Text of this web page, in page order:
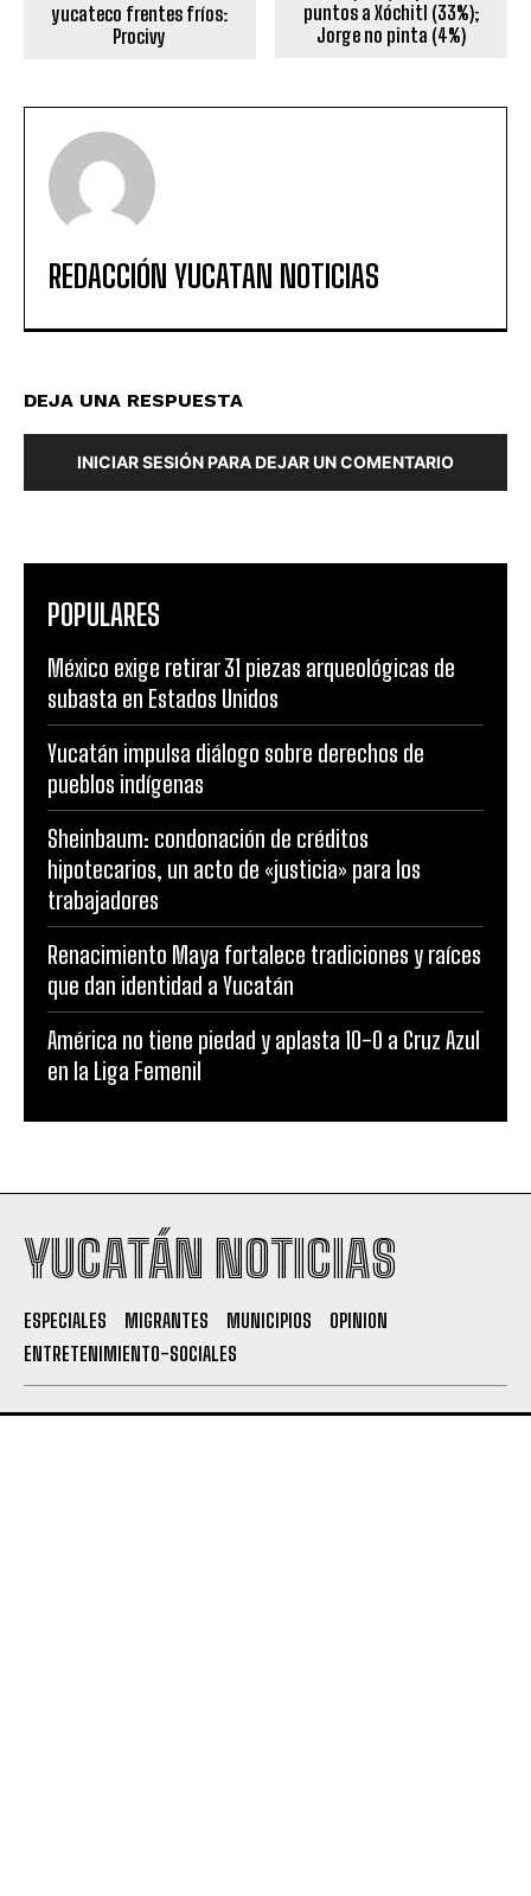
yucateco frentes fríos:
Procivy
puntos a Xóchitl (33%);
Jorge no pinta (4%)
REDACCIÓN YUCATAN NOTICIAS
DEJA UNA RESPUESTA
INICIAR SESIÓN PARA DEJAR UN COMENTARIO
POPULARES
México exige retirar 31 piezas arqueológicas de
subasta en Estados Unidos
Yucatán impulsa diálogo sobre derechos de
pueblos indígenas
Sheinbaum: condonación de créditos
hipotecarios, un acto de «justicia» para los
trabajadores
Renacimiento Maya fortalece tradiciones y raíces
que dan identidad a Yucatán
América no tiene piedad y aplasta 10-0 a Cruz Azul
en la Liga Femenil
YUCATÁN NOTICIAS
ESPECIALES MIGRANTES MUNICIPIOS
OPINION
ENTRETENIMIENTO-SOCIALES